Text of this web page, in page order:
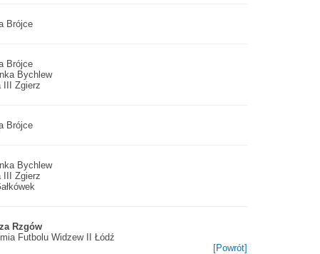
Brójce
Brójce
Bychlew
III Zgierz
Brójce
Bychlew
III Zgierz
Rzgów
Futbolu Widzew II Łódź
[Powrót]